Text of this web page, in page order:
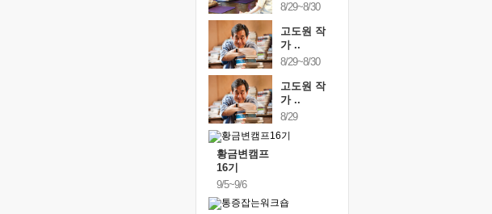
8/29~8/30
고도원 작
가 ..
8/29~8/30
고도원 작
가 ..
8/29
황금변캠프
16기
9/5~9/6